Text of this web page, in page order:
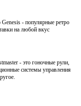
Genesis - популярные ретро
на любой вкус
- это гоночные рули,
системы управления